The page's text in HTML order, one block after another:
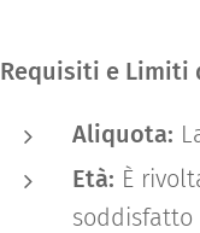
Requisiti e Limiti
Aliquota:
Età: È
soddisfatto